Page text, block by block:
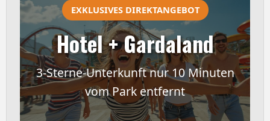
EXKLUSIVES DIREKTANGEBOT
Hotel + Gardaland
3-Sterne-Unterkunft nur 10 Minuten
vom Park entfernt